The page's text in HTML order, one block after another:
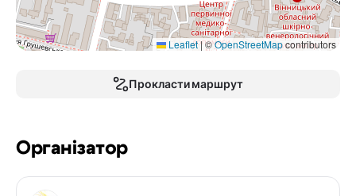
Leaflet|©OpenStreetMapcontributors
Прокласти маршрут
Організатор